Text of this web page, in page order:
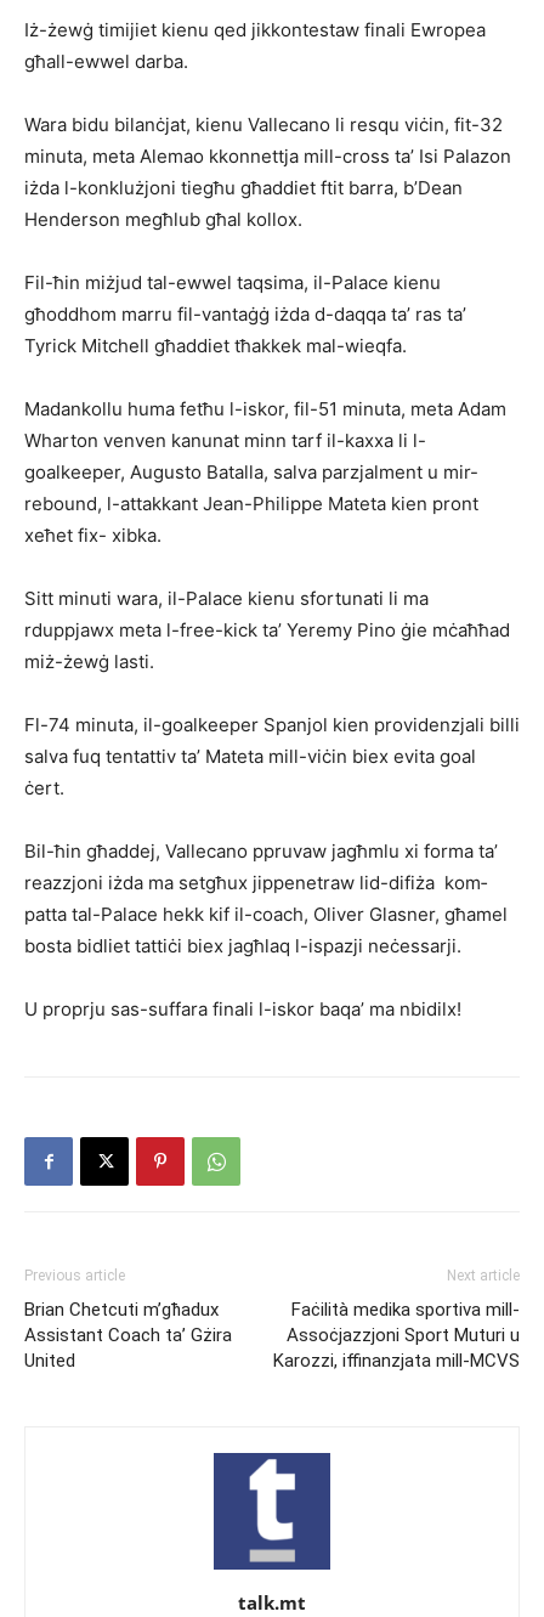
Iż-żewġ timijiet kienu qed jikkontestaw finali Ewropea
għall-ewwel darba.
Wara bidu bilanċjat, kienu Vallecano li resqu viċin, fit-32
minuta, meta Alemao kkonnettja mill-cross ta’ Isi Palazon
iżda l-konklużjoni tiegħu għaddiet ftit barra, b’Dean
Henderson megħlub għal kollox.
Fil-ħin miżjud tal-ewwel taqsima, il-Palace kienu
għoddhom marru fil-vantaġġ iżda d-daqqa ta’ ras ta’
Tyrick Mitchell għaddiet tħakkek mal-wieqfa.
Madankollu huma fetħu l-iskor, fil-51 minuta, meta Adam
Wharton venven ka­nunat minn tarf il-kaxxa li l-
goalkeeper, Augusto Ba­talla, salva parzjalment u mir-
rebound, l-at­takkant Jean-Philippe Mateta kien pront
xeħet fix- xibka.
Sitt minuti wara, il-Palace kienu sfortunati li ma
rduppjawx meta l-free-kick ta’ Yeremy Pino ġie mċaħ­ħad
miż-żewġ lasti.
Fl-74 minuta, il-goalkeeper Spanjol kien providenzjali billi
salva fuq tentattiv ta’ Mateta mill-viċin biex evita goal
ċert.
Bil-ħin għaddej, Vallecano ppruvaw jagħmlu xi forma ta’
reaz­zjoni iżda ma setgħux jippenetraw lid-difiża kom­­
patta tal-Palace hekk kif il-coach, Oliver Glasner, għamel
bosta bidliet tattiċi biex jagħlaq l-ispazji neċessarji.
U proprju sas-suffara finali l-iskor baqa’ ma nbidilx!
Previous article
Brian Chetcuti m’għadux
Assistant Coach ta’ Gżira
United
Next article
Faċilità medika sportiva mill-
Assoċjazzjoni Sport Muturi u
Karozzi, iffinanzjata mill-MCVS
talk.mt